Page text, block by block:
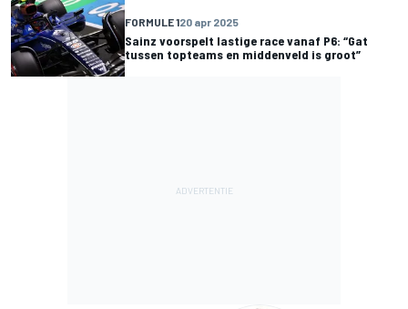
FORMULE 120 apr 2025
Sainz voorspelt lastige race vanaf P6: “Gat
tussen topteams en middenveld is groot”